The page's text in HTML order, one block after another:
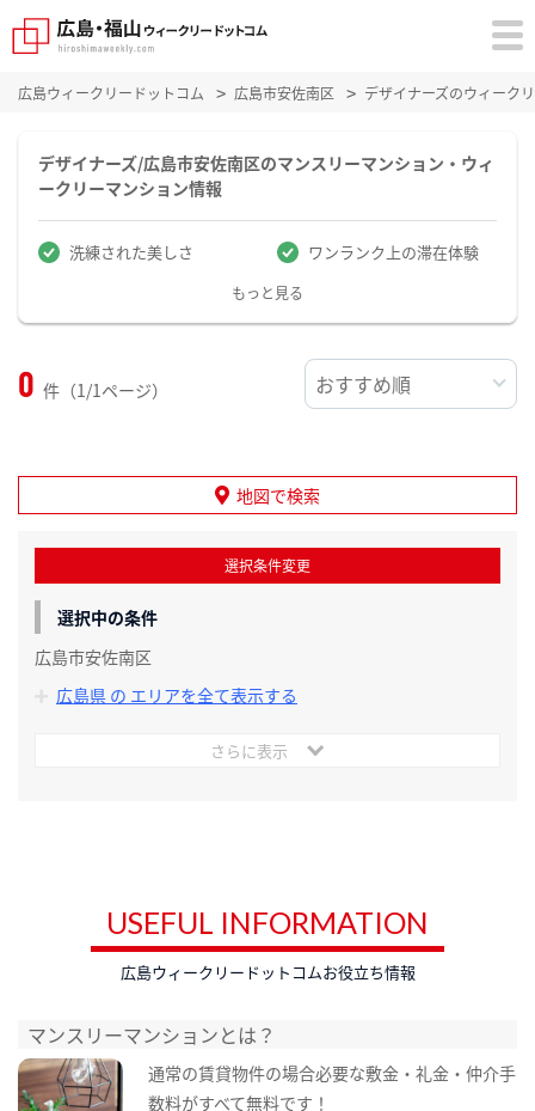
広島ウィークリードットコム 広島市安佐南区 デザイナーズのウィーク
デザイナーズ/広島市安佐南区のマンスリーマンション・ウィ
ークリーマンション情報
洗練された美しさ ワンランク上の滞在体験
もっと見る
0 件（1/1ページ）
地図で検索
選択条件変更
選択中の条件
広島市安佐南区
広島県 の エリアを全て表示する
さらに表示
USEFUL INFORMATION
広島ウィークリードットコムお役立ち情報
マンスリーマンションとは？
通常の賃貸物件の場合必要な敷金・礼金・仲介手
数料がすべて無料です！